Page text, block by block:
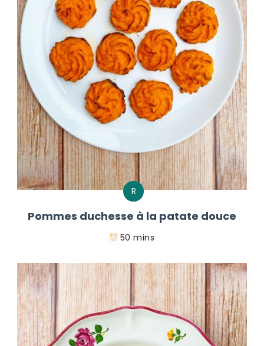
R
Pommes duchesse à la patate douce
50 mins